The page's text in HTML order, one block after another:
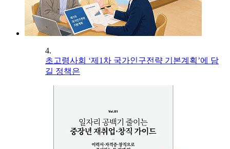
4.
초고령사회 ‘제1차 국가인구전략 기본계획’에 담
길 정책은